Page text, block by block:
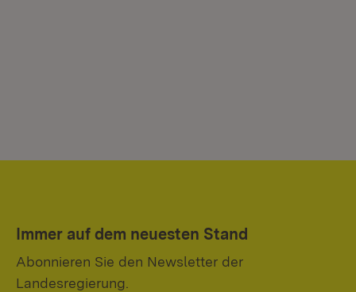
Immer auf dem neuesten Stand
Abonnieren Sie den Newsletter der
Landesregierung.